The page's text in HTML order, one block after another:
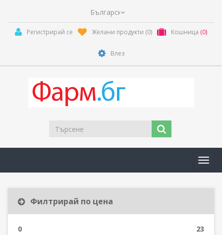
Регистрирай се Желани продукти (0) Кошница (0)
Влез
Филтрирай по цена
0 23